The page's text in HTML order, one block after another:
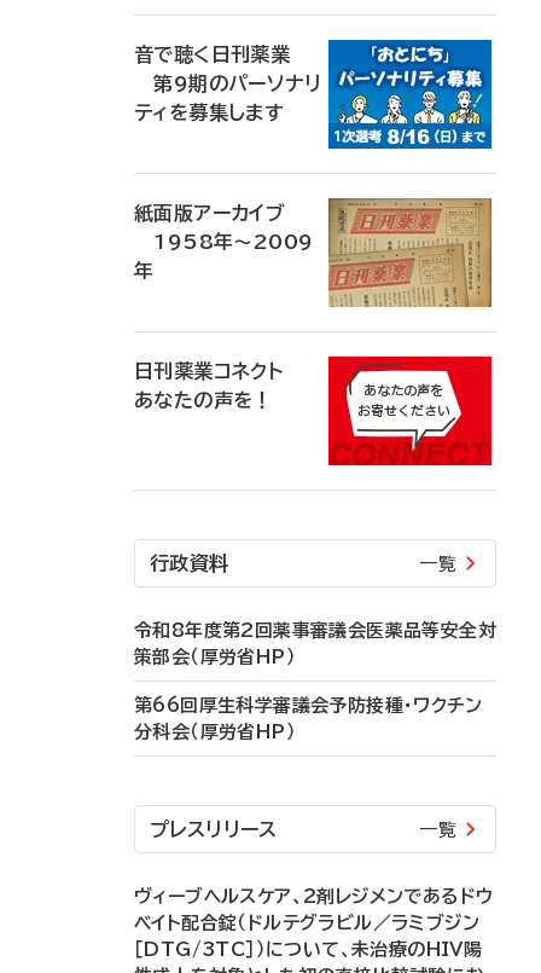
音で聴く日刊薬業
第9期のパーソナリ
ティを募集します
紙面版アーカイブ
1958年～2009
年
日刊薬業コネクト
あなたの声を！
行政資料 一覧
令和8年度第2回薬事審議会医薬品等安全対
策部会（厚労省HP）
第66回厚生科学審議会予防接種・ワクチン
分科会（厚労省HP）
プレスリリース 一覧
ヴィーブヘルスケア、2剤レジメンであるドウ
ベイト配合錠（ドルテグラビル／ラミブジン
［DTG/3TC］）について、未治療のHIV陽